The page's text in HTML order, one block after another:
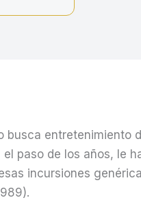
busca entretenimiento
paso de los años, le
incursiones